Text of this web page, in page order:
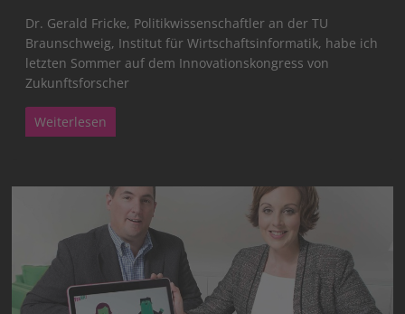
Dr. Gerald Fricke, Politikwissenschaftler an der TU
Braunschweig, Institut für Wirtschaftsinformatik, habe ich
letzten Sommer auf dem Innovationskongress von
Zukunftsforscher
Weiterlesen